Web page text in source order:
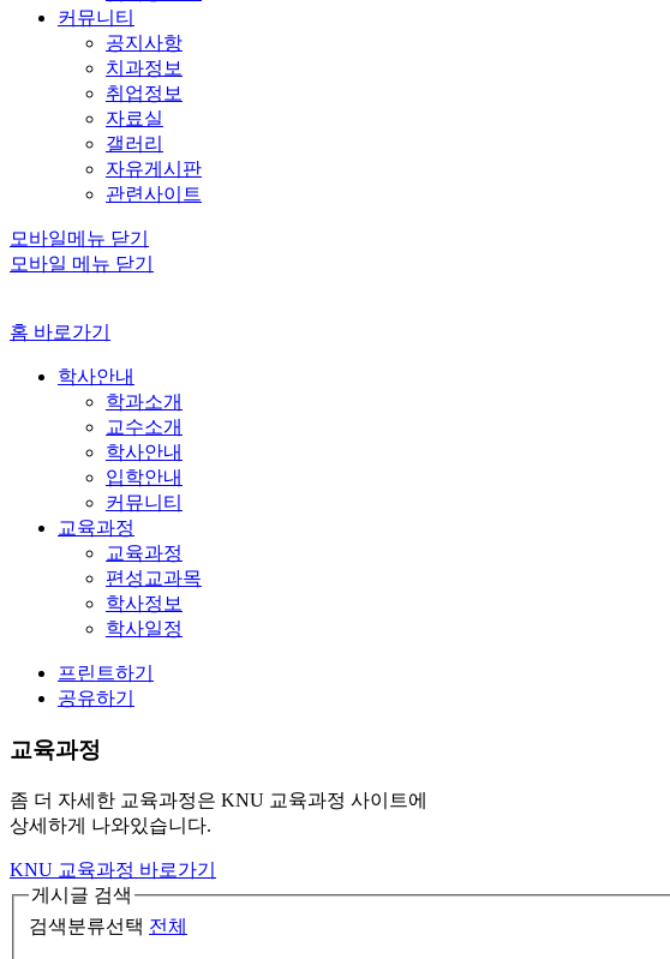
커뮤니티
공지사항
치과정보
취업정보
자료실
갤러리
자유게시판
관련사이트
모바일메뉴 닫기
모바일 메뉴 닫기
홈 바로가기
학사안내
학과소개
교수소개
학사안내
입학안내
커뮤니티
교육과정
교육과정
편성교과목
학사정보
학사일정
프린트하기
공유하기
교육과정
좀 더 자세한 교육과정은 KNU 교육과정 사이트에
상세하게 나와있습니다.
KNU 교육과정 바로가기
게시글 검색
검색분류선택 전체